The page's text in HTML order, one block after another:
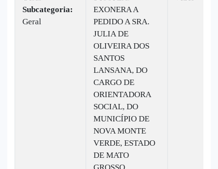
Subcategoria:
Geral
EXONERA A
PEDIDO A SRA.
JULIA DE
OLIVEIRA DOS
SANTOS
LANSANA, DO
CARGO DE
ORIENTADORA
SOCIAL, DO
MUNICÍPIO DE
NOVA MONTE
VERDE, ESTADO
DE MATO